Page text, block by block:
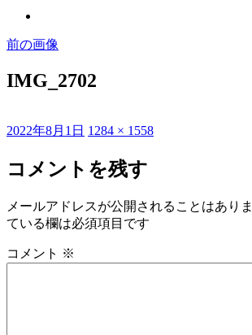
前の画像
IMG_2702
投
日:
2022年8月1日 フ
サ
イ
1284 × 1558
コメントを残す
メールアドレスが公開されることはありま
ている欄は必須項目です
コメント ※